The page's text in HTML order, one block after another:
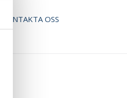
KONTAKTA OSS